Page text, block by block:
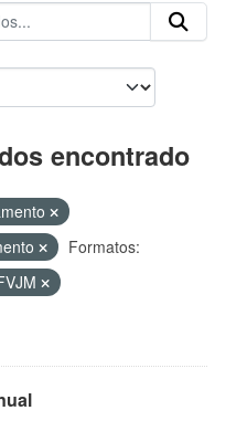
encontrado
Formatos: